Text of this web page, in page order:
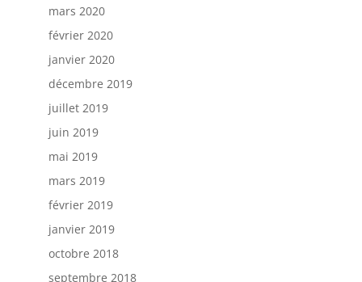
mars 2020
février 2020
janvier 2020
décembre 2019
juillet 2019
juin 2019
mai 2019
mars 2019
février 2019
janvier 2019
octobre 2018
septembre 2018